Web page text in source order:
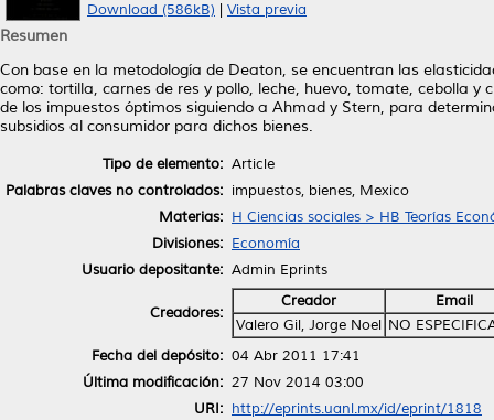
Download (586kB) Vista previa
Resumen
Con base en la metodología de Deaton, se encuentran las
como: tortilla, carnes de res y pollo, leche, huevo, tomate, cebolla
de los impuestos óptimos siguiendo a Ahmad y Stern, para
subsidios al consumidor para dichos bienes.
Tipo de elemento: Article
Palabras claves no controlados: impuestos, bienes, Mexico
Materias: H Ciencias sociales > HB Teorías
Divisiones: Economía
Usuario depositante: Admin Eprints
Creadores:
Creador
Email
Valero Gil, Jorge Noel NO
Fecha del depósito: 04 Abr 2011 17:41
Última modificación: 27 Nov 2014 03:00
URI: http://eprints.uanl.mx/id/eprint/1818